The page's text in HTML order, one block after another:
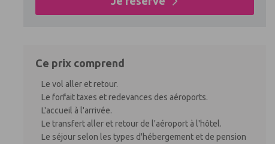
Ce prix comprend
Le vol aller et retour.
Le forfait taxes et redevances des aéroports.
L'accueil à l'arrivée.
Le transfert aller et retour de l'aéroport à l'hôtel.
Le séjour selon les types d'hébergement et de pension